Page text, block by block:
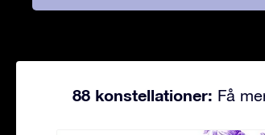
88 konstellationer: Få